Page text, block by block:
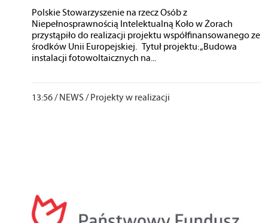
Polskie Stowarzyszenie na rzecz Osób z
Niepełnosprawnością Intelektualną Koło w Żorach
przystąpiło do realizacji projektu współfinansowanego ze
środków Unii Europejskiej. Tytuł projektu: „Budowa
instalacji fotowoltaicznych na...
13:56 / NEWS/ Projekty w realizacji